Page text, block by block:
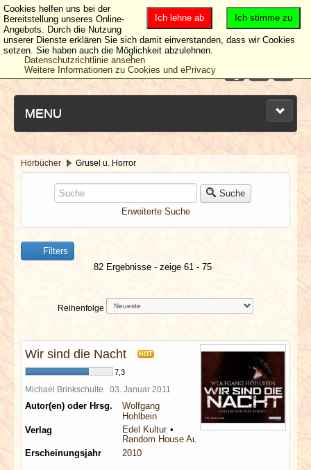
MENU
BERICHTE
SPECIALS
REDAKTION
LINKS
Hörbücher Grusel u. Horror
Suche
Erweiterte Suche
Filters
82 Ergebnisse - zeige 61 - 75
Reihenfolge
Wir sind die Nacht HOT
7,3
Michael Brinkschulte 03. Januar 2011
Autor(en) oder Hrsg.
Wolfgang
Hohlbein
Verlag
Edel Kultur
Random House Audio
Erscheinungsjahr
2010
Ich stimme zu
Ich lehne ab
Cookies helfen uns bei der
Bereitstellung unseres Online-
Angebots. Durch die Nutzung
unserer Dienste erklären Sie sich damit einverstanden, dass wir Cookies
setzen. Sie haben auch die Möglichkeit abzulehnen.
Datenschutzrichtlinie ansehen
Weitere Informationen zu Cookies und ePrivacy